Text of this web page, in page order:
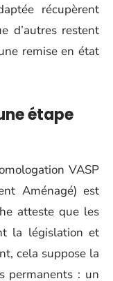
récupèrent
d’autres restent
remise en état
étape
VASP
Aménagé) est
atteste que les
la législation et
cela suppose la
permanents : un